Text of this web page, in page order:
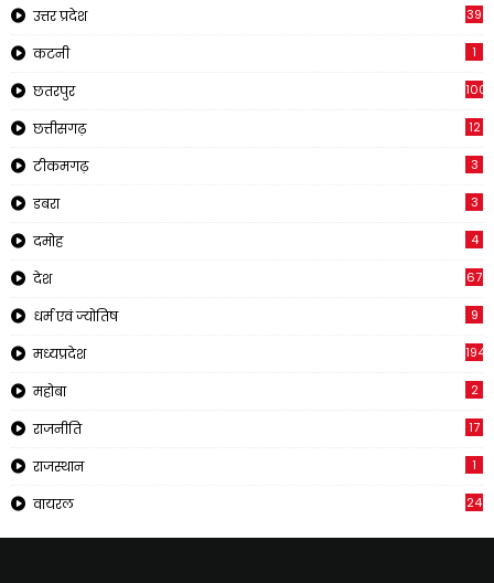
उत्तर प्रदेश 39
कटनी 1
छतरपुर 1001
छत्तीसगढ़ 12
टीकमगढ़ 3
डबरा 3
दमोह 4
देश 67
धर्म एवं ज्योतिष 9
मध्यप्रदेश 194
महोबा 2
राजनीति 17
राजस्थान 1
वायरल 24